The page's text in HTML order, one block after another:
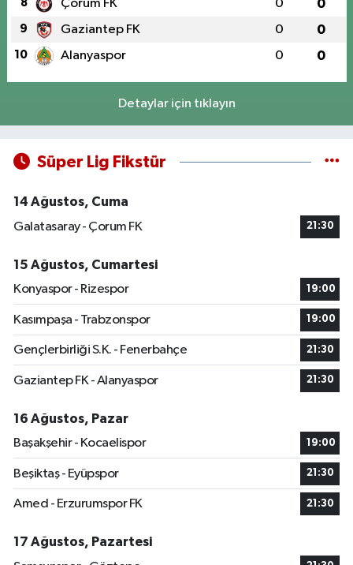
8 Çorum FK 0 0
9 Gaziantep FK 0 0
10 Alanyaspor 0 0
Detaylar için tıklayın
Süper Lig Fikstür
14 Ağustos, Cuma
Galatasaray - Çorum FK
21:30
15 Ağustos, Cumartesi
Konyaspor - Rizespor
19:00
Kasımpaşa - Trabzonspor 19:00
Gençlerbirliği S.K. - Fenerbahçe 21:30
Gaziantep FK - Alanyaspor 21:30
16 Ağustos, Pazar
Başakşehir - Kocaelispor
19:00
Beşiktaş - Eyüpspor 21:30
Amed - Erzurumspor FK 21:30
17 Ağustos, Pazartesi